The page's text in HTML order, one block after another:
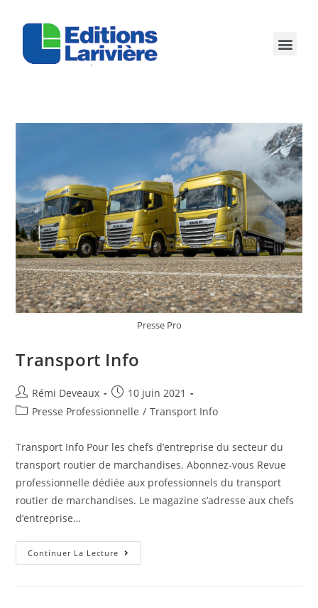
Presse Pro
Transport Info
Rémi Deveaux
10 juin 2021
Presse Professionnelle / Transport Info
Transport Info Pour les chefs d’entreprise du secteur du
transport routier de marchandises. Abonnez-vous Revue
professionnelle dédiée aux professionnels du transport
routier de marchandises. Le magazine s’adresse aux chefs
d’entreprise…
Continuer La Lecture